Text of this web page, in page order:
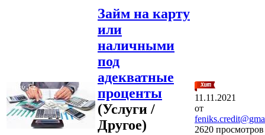
Займ на карту
или
наличными
под
адекватные
проценты
(Услуги /
Другое)
11.11.2021
от
2620 просмотров